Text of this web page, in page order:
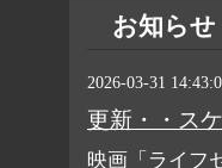
お知らせ
2026-03-31
更新・・ス
映画「ライフ